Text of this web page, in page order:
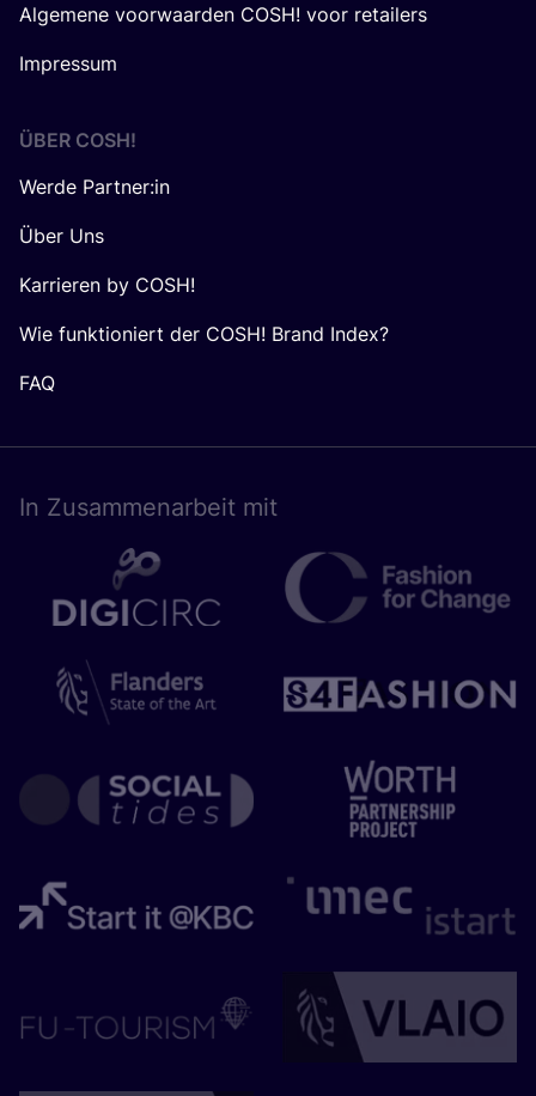
Algemene voorwaarden COSH! voor retailers
Impressum
ÜBER COSH!
Werde Partner:in
Über Uns
Karrieren by COSH!
Wie funktioniert der COSH! Brand Index?
FAQ
In Zusam­men­ar­beit mit